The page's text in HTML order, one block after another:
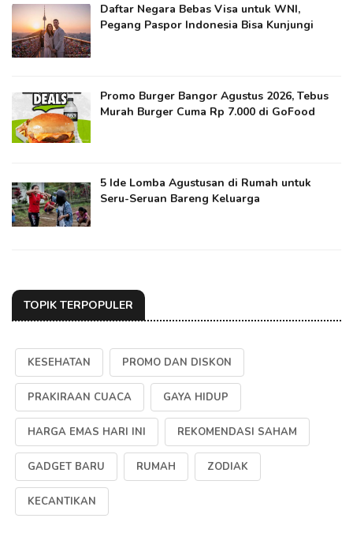
Daftar Negara Bebas Visa untuk WNI,
Pegang Paspor Indonesia Bisa Kunjungi
Promo Burger Bangor Agustus 2026, Tebus
Murah Burger Cuma Rp 7.000 di GoFood
5 Ide Lomba Agustusan di Rumah untuk
Seru-Seruan Bareng Keluarga
TOPIK TERPOPULER
KESEHATAN PROMO DAN DISKON
PRAKIRAAN CUACA GAYA HIDUP
HARGA EMAS HARI INI REKOMENDASI SAHAM
GADGET BARU RUMAH ZODIAK
KECANTIKAN